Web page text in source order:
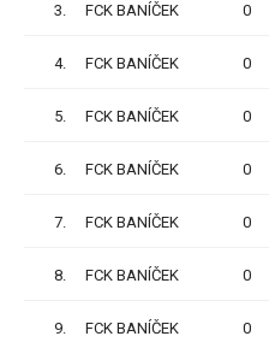
3. FCK BANÍČEK 0
4. FCK BANÍČEK 0
5. FCK BANÍČEK 0
6. FCK BANÍČEK 0
7. FCK BANÍČEK 0
8. FCK BANÍČEK 0
9. FCK BANÍČEK 0